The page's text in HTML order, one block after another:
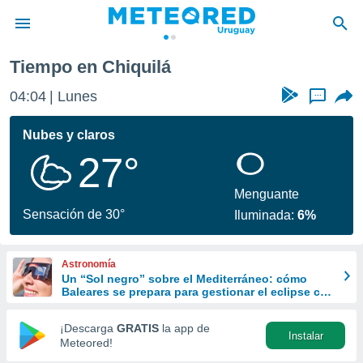
de
ha
calidad.
a este
las
y
forma
digital
basada
Tiempo en Chiquilá
04:04 Lunes ...
Nubes y claros
27°
Sensación de 30°
Menguante
Iluminada:6%
Astronomía
Un “Sol negro” sobre el Mediterráneo: cómo
Baleares se prepara para gestionar el eclipse con
¡Descarga GRATIS la app de
Meteored!
Instalar